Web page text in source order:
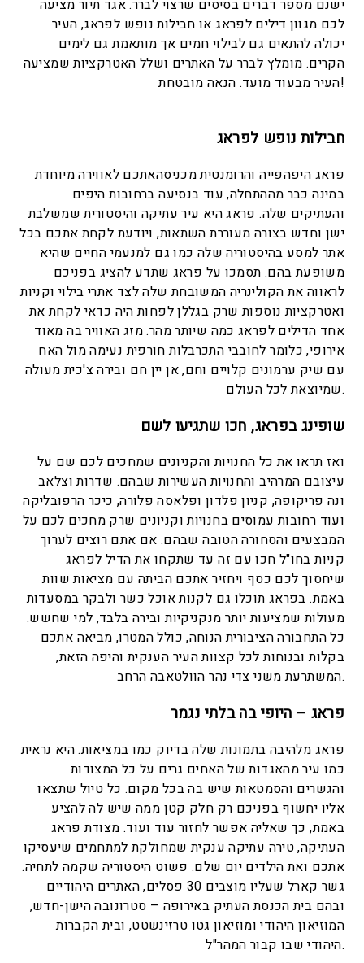
ישנם מספר דברים בסיסים שרצוי לברר. אגד תיור מציעה
לכם מגוון דילים לפראג או חבילות נופש לפראג, העיר
יכולה להתאים גם לבילוי חמים אך מותאמת גם לימים
הקרים. מומלץ לברר על האתרים ושלל האטרקציות שמציעה
העיר מבעוד מועד. הנאה מובטחת!
חבילות נופש לפראג
פראג היפהפייה והרומנטית מכניסהאתכם לאווירה מיוחדת
במינה כבר מההתחלה, עוד בנסיעה ברחובות היפים
והעתיקים שלה. פראג היא עיר עתיקה והיסטורית שמשלבת
ישן וחדש בצורה מעוררת השתאות, ויודעת לקחת אתכם בכל
אתר למסע בהיסטוריה שלה כמו גם למנעמי החיים שהיא
משופעת בהם. תסמכו על פראג שתדע להציג בפניכם
לראווה את הקולינריה המשובחת שלה לצד אתרי בילוי וקניות
ואטרקציות נוספות שרק בגללן לפחות היה כדאי לקחת את
אחד הדילים לפראג כמה שיותר מהר. מזג האוויר בה מאוד
אירופי, כלומר לחובבי התכרבלות חורפית נעימה מול האח
עם שיק ערמונים קלויים וחם, אן יין חם ובירה צ'כית מעולה
שמיוצאת לכל העולם.
שופינג בפראג, חכו שתגיעו לשם
ואז תראו את כל החנויות והקניונים שמחכים לכם שם על
עיצובם המרהיב והחנויות העשירות שבהם. שדרות וצלאב
ונה פריקופה, קניון פלדון ופלאסה פלורה, כיכר הרפובליקה
ועוד רחובות עמוסים בחנויות וקניונים שרק מחכים לכם על
המבצעים והסחורה הטובה שבהם. אם אתם רוצים לערוך
קניות בחו"ל חכו עם זה עד שתקחו את הדיל לפראג
שיחסוך לכם כסף ויחזיר אתכם הביתה עם מציאות שוות
באמת. בפראג תוכלו גם לקנות אוכל כשר ולבקר במסעדות
מעולות שמציעות יותר מנקניקיות ובירה בלבד, למי שחשש.
כל התחבורה הציבורית הנוחה, כולל המטרו, מביאה אתכם
בקלות ובנוחות לכל קצוות העיר הענקית והיפה הזאת,
המשתרעת משני צדי נהר הוולטאבה הרחב.
פראג – היופי בה בלתי נגמר
פראג מלהיבה בתמונות שלה בדיוק כמו במציאות. היא נראית
כמו עיר מהאגדות של האחים גרים על כל המצודות
והגשרים והסמטאות שיש בה בכל מקום. כל טיול שתצאו
אליו יחשוף בפניכם רק חלק קטן ממה שיש לה להציע
באמת, כך שאליה אפשר לחזור עוד ועוד. מצודת פראג
העתיקה, טירה עתיקה ענקית שמחולקת למתחמים שיעסיקו
אתכם ואת הילדים יום שלם. פשוט היסטוריה שקמה לתחיה.
גשר קארל שעליו מוצבים 30 פסלים, האתרים היהודיים
ובהם בית הכנסת העתיק באירופה – סטרונובה הישן-חדש,
המוזיאון היהודי ומוזיאון גטו טרזינשטט, ובית הקברות
היהודי שבו קבור המהר"ל.